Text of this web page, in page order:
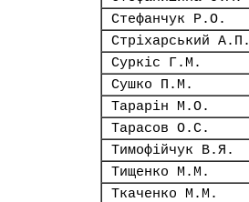
Стефанчук Р.О.
Стріхарський А.П.
Суркіс Г.М.
Сушко П.М.
Тарарін М.О.
Тарасов О.С.
Тимофійчук В.Я.
Тищенко М.М.
Ткаченко М.М.